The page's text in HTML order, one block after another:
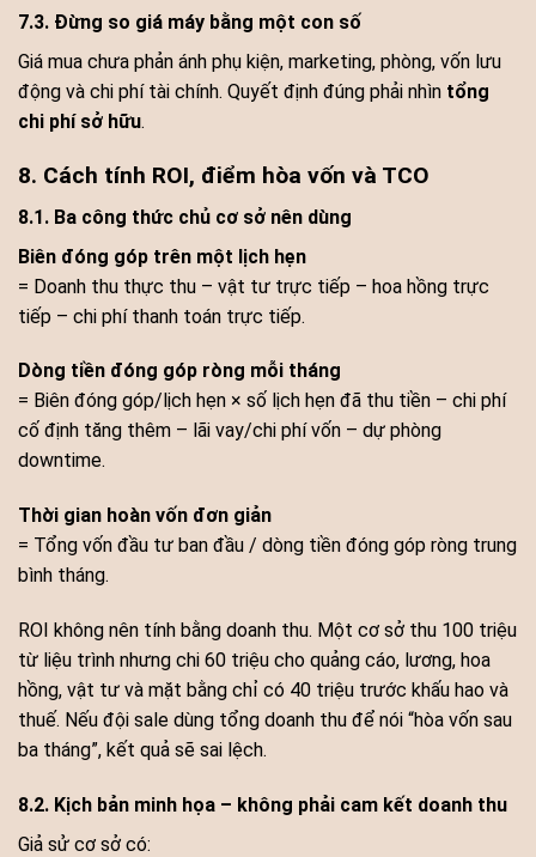
7.3. Đừng so giá máy bằng một con số
Giá mua chưa phản ánh phụ kiện, marketing, phòng, vốn lưu
động và chi phí tài chính. Quyết định đúng phải nhìn tổng
chi phí sở hữu.
8. Cách tính ROI, điểm hòa vốn và TCO
8.1. Ba công thức chủ cơ sở nên dùng
Biên đóng góp trên một lịch hẹn
= Doanh thu thực thu – vật tư trực tiếp – hoa hồng trực
tiếp – chi phí thanh toán trực tiếp.
Dòng tiền đóng góp ròng mỗi tháng
= Biên đóng góp/lịch hẹn × số lịch hẹn đã thu tiền – chi phí
cố định tăng thêm – lãi vay/chi phí vốn – dự phòng
downtime.
Thời gian hoàn vốn đơn giản
= Tổng vốn đầu tư ban đầu / dòng tiền đóng góp ròng trung
bình tháng.
ROI không nên tính bằng doanh thu. Một cơ sở thu 100 triệu
từ liệu trình nhưng chi 60 triệu cho quảng cáo, lương, hoa
hồng, vật tư và mặt bằng chỉ có 40 triệu trước khấu hao và
thuế. Nếu đội sale dùng tổng doanh thu để nói “hòa vốn sau
ba tháng”, kết quả sẽ sai lệch.
8.2. Kịch bản minh họa – không phải cam kết doanh thu
Giả sử cơ sở có: